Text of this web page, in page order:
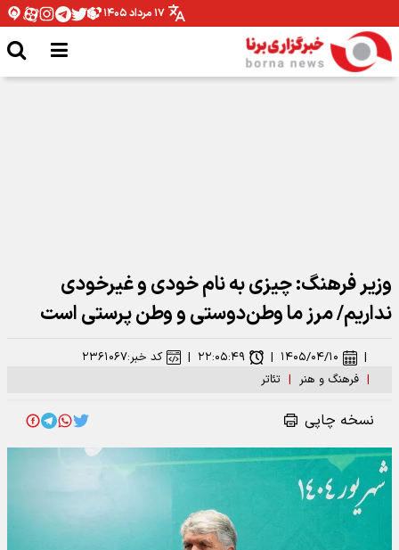
۱۷ مرداد ۱۴۰۵
وزیر فرهنگ: چیزی به نام خودی و غیرخودی
نداریم/ مرز ما وطن‌دوستی و وطن پرستی است
| فرهنگ و هنر | تئاتر
| ۱۴۰۵/۰۴/۱۰ | ۲۲:۰۵:۴۹ | کد خبر:۲۳۶۱۰۶۷
نسخه چاپی